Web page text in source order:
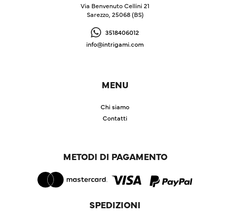
Via Benvenuto Cellini 21
Sarezzo, 25068 (BS)
3518406012
info@intrigami.com
MENU
Chi siamo
Contatti
METODI DI PAGAMENTO
SPEDIZIONI